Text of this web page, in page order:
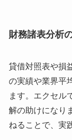
財務諸表分析
貸借対照表や損
の実績や業界平
ます。エクセル
解の助けになり
ねることで、実